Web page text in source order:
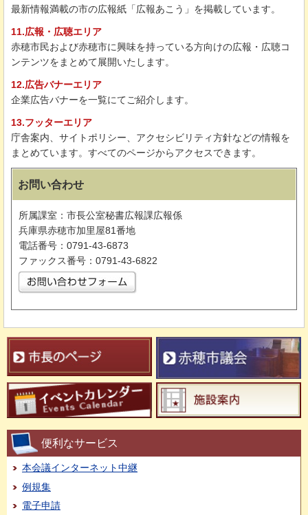
最新情報満載の市の広報紙「広報あこう」を掲載しています。
11.広報・広聴エリア
赤穂市民および赤穂市に興味を持っている方向けの広報・広聴コ
ンテンツをまとめて展開いたします。
12.広告バナーエリア
企業広告バナーを一覧にてご紹介します。
13.フッターエリア
庁舎案内、サイトポリシー、アクセシビリティ方針などの情報を
まとめています。すべてのページからアクセスできます。
お問い合わせ
所属課室：市長公室秘書広報課広報係
兵庫県赤穂市加里屋81番地
電話番号：0791-43-6873
ファックス番号：0791-43-6822
便利なサービス
本会議インターネット中継
例規集
電子申請